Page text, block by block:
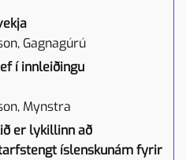
Gagnagúrú
í innleiðingu
Mynstra
er lykillinn að
íslenskunám fyrir